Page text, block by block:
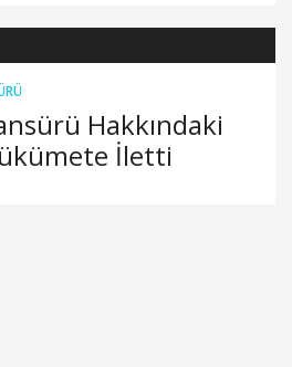
Hakkındaki
İletti